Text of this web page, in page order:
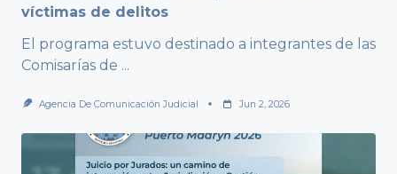
víctimas de delitos
El programa estuvo destinado a integrantes de las
Comisarías de ...
Agencia De Comunicación Judicial Jun 2, 2026